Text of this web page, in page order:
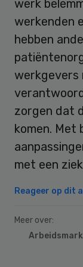
werk
werkenden
hebben
werkgevers
zorgen dat
komen. Met
met een
Reageer op dit
Meer over: